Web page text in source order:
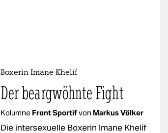
Boxerin Imane Khelif
Der beargwöhnte Fight
Kolumne Front Sportifvon Markus Völker
Die intersexuelle Boxerin Imane Khelif